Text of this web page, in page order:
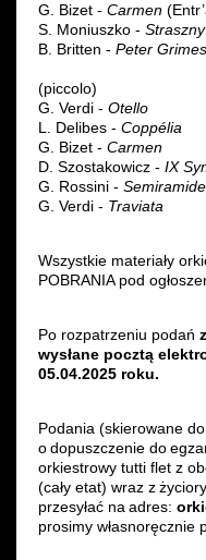
G. Bizet - Carmen
S. Moniuszko -
B. Britten - Peter Grimes
(piccolo)
G. Verdi - Otello
L. Delibes - Coppélia
G. Bizet - Carmen
D. Szostakowicz - IX
G. Rossini - Semiramide
G. Verdi - Traviata
Wszystkie materiały
POBRANIA pod
Po rozpatrzeniu podań
wysłane pocztą
05.04.2025 roku.
Podania (skierowane
o dopuszczenie do
orkiestrowy tutti flet z
(cały etat) wraz z
przesyłać na adres:
prosimy własnoręcznie